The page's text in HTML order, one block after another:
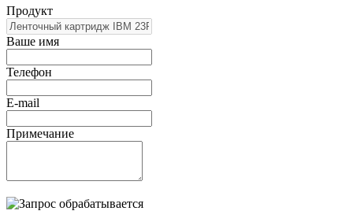
Продукт
Ваше имя
Телефон
E-mail
Примечание